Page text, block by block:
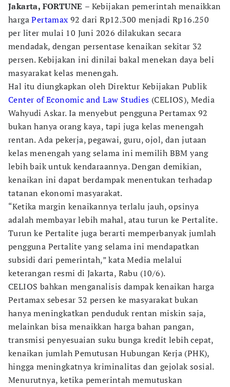
Jakarta, FORTUNE – Kebijakan pemerintah menaikkan
hargaPertamax 92 dari Rp12.300 menjadi Rp16.250
per liter mulai 10 Juni 2026 dilakukan secara
mendadak, dengan persentase kenaikan sekitar 32
persen. Kebijakan ini dinilai bakal menekan daya beli
masyarakat kelas menengah.
Hal itu diungkapkan oleh Direktur Kebijakan Publik
Center of Economic and Law Studies (CELIOS), Media
Wahyudi Askar. Ia menyebut pengguna Pertamax 92
bukan hanya orang kaya, tapi juga kelas menengah
rentan. Ada pekerja, pegawai, guru, ojol, dan jutaan
kelas menengah yang selama ini memilih BBM yang
lebih baik untuk kendaraannya. Dengan demikian,
kenaikan ini dapat berdampak menentukan terhadap
tatanan ekonomi masyarakat.
“Ketika margin kenaikannya terlalu jauh, opsinya
adalah membayar lebih mahal, atau turun ke Pertalite.
Turun ke Pertalite juga berarti memperbanyak jumlah
pengguna Pertalite yang selama ini mendapatkan
subsidi dari pemerintah,” kata Media melalui
keterangan resmi di Jakarta, Rabu (10/6).
CELIOS bahkan menganalisis dampak kenaikan harga
Pertamax sebesar 32 persen ke masyarakat bukan
hanya meningkatkan penduduk rentan miskin saja,
melainkan bisa menaikkan harga bahan pangan,
transmisi penyesuaian suku bunga kredit lebih cepat,
kenaikan jumlah Pemutusan Hubungan Kerja (PHK),
hingga meningkatnya kriminalitas dan gejolak sosial.
Menurutnya, ketika pemerintah memutuskan